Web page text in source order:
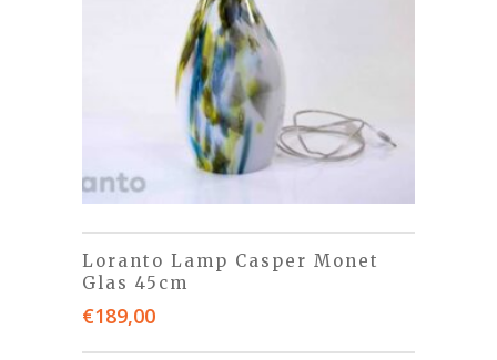
Loranto Lamp Casper Monet
Glas 45cm
€189,00